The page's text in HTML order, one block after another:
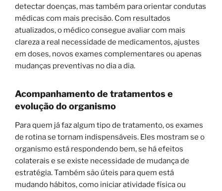
detectar doenças, mas também para orientar condutas
médicas com mais precisão. Com resultados
atualizados, o médico consegue avaliar com mais
clareza a real necessidade de medicamentos, ajustes
em doses, novos exames complementares ou apenas
mudanças preventivas no dia a dia.
Acompanhamento de tratamentos e
evolução do organismo
Para quem já faz algum tipo de tratamento, os exames
de rotina se tornam indispensáveis. Eles mostram se o
organismo está respondendo bem, se há efeitos
colaterais e se existe necessidade de mudança de
estratégia. Também são úteis para quem está
mudando hábitos, como iniciar atividade física ou